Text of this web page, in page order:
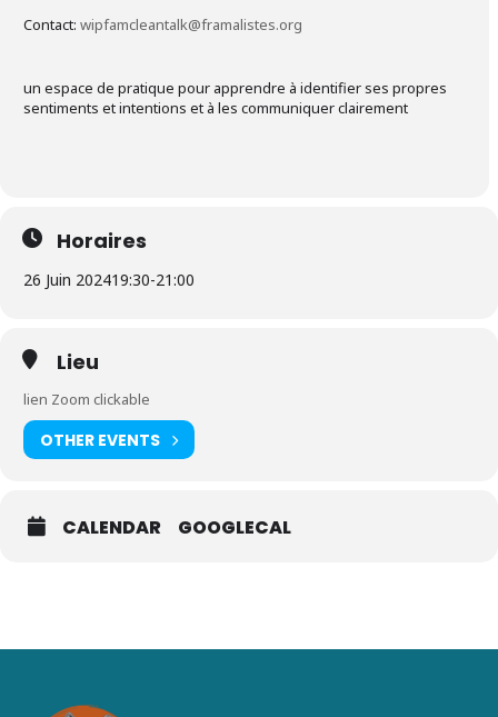
Contact: wipfamcleantalk@framalistes.org
un espace de pratique pour apprendre à identifier ses propres
sentiments et intentions et à les communiquer clairement
Horaires
26 Juin 202419:30-21:00
Lieu
lien Zoom clickable
OTHER EVENTS
CALENDAR GOOGLECAL